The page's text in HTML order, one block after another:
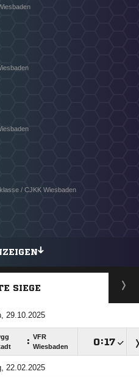
/ CJKK Wiesbaden
SIEGE
29.10.2025
: VFR
Wiesbaden
:
22.02.2025